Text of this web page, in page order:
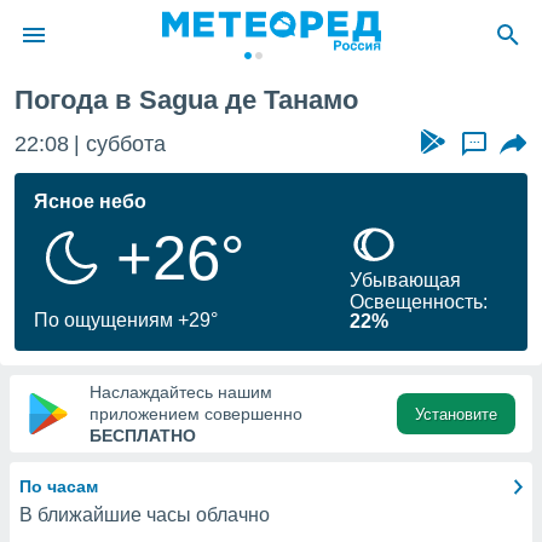
о
Вы можете
к этому
доступ
Погода в Sagua де Танамо
22:08 суббота ...
Ясное небо
+26°
По ощущениям +29°
Убывающая
Освещенность:
22%
Наслаждайтесь нашим
приложением совершенно
БЕСПЛАТНО
Установите
По часам
В ближайшие часы облачно